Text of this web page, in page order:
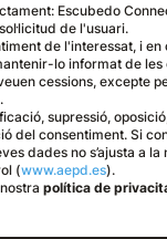
Escubedo
de l'usuari.
de l'interessat, i
lo informat de les
cessions, excepte
supressió,
del consentiment. Si
dades no s’ajusta a
(www.aepd.es).
política de